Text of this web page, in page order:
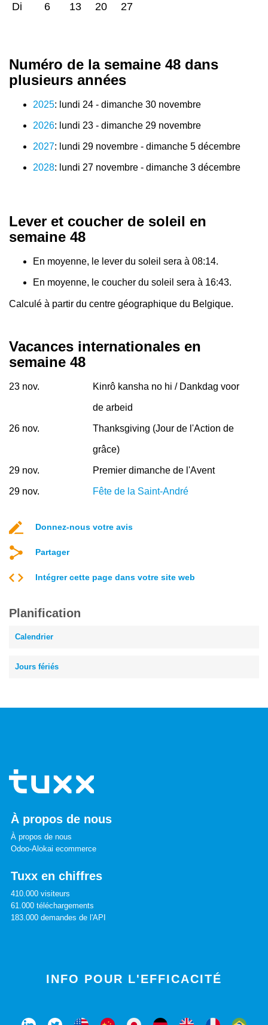
Di
6 13 20 27
Numéro de la semaine 48 dans
plusieurs années
2025: lundi 24 - dimanche 30 novembre
2026: lundi 23 - dimanche 29 novembre
2027: lundi 29 novembre - dimanche 5 décembre
2028: lundi 27 novembre - dimanche 3 décembre
Lever et coucher de soleil en
semaine 48
En moyenne, le lever du soleil sera à 08:14.
En moyenne, le coucher du soleil sera à 16:43.
Calculé à partir du centre géographique du Belgique.
Vacances internationales en
semaine 48
23 nov. Kinrô kansha no hi / Dankdag voor
de arbeid
26 nov. Thanksgiving (Jour de l'Action de
grâce)
29 nov. Premier dimanche de l'Avent
29 nov. Fête de la Saint-André
Donnez-nous votre avis
Partager
Intégrer cette page dans votre site web
Planification
Calendrier
Jours fériés
À propos de nous
À propos de nous
Odoo-Alokai ecommerce
Tuxx en chiffres
410.000 visiteurs
61.000 téléchargements
183.000 demandes de l'API
INFO POUR L'EFFICACITÉ